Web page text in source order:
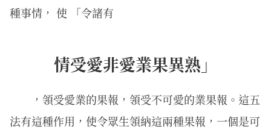
種事情， 使 「令諸有
情受愛非愛業果異熟」
，領受愛業的果報，領受不可愛的業果報。這五
法有這種作用，使令眾生領納這兩種果報，一個是可